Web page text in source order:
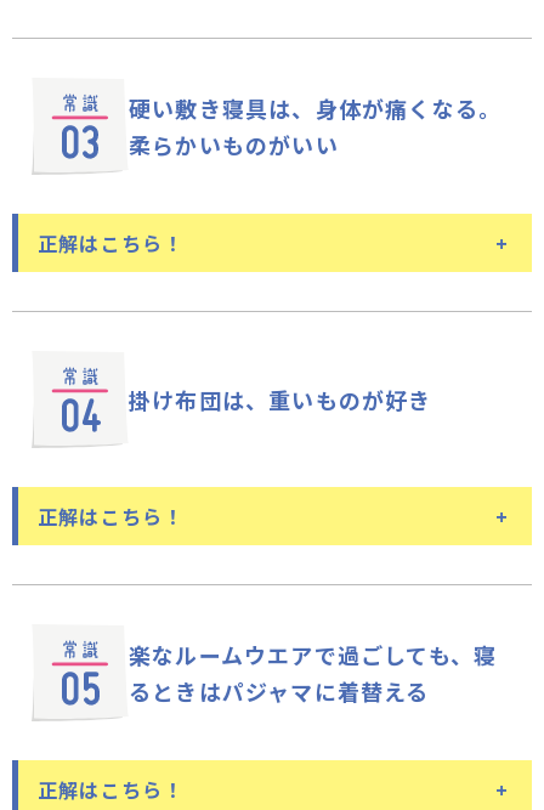
仰向けになると、首の後ろや後頭部に隙間ができ、身
げや、肩こり、首の痛みの原因になってしまうので
す。枕は、頭をのせるものではなく、首を支えるも
の。首の後ろや後頭部にできる隙間をぴったりと埋め
素材は好みでOK。重要なのは、高
羽根、羽毛、パイプ、わた、ウレタンなど、枕にはさ
じる素材を選ぶとよいでしょう。ただ、身体に合って
いることが、快眠の条件のひとつ。先ほどお伝えした
枕です。身体に合わせて、首を支えられる高さのもの
きには、肩の高さの分だけ隙間が大きくなりますか
ら、その高さにも対応できるものがよりよいと言えま
す。中央部分が低く、両サイドが高くなっている横向
硬い敷き寝具は、身体が痛くなる。
柔らかいものがいい
正解はこちら！
柔らかさは必要ですが、それだけで
立っているときの人間の背骨は、なだらかなS字型を
できるのが理想。そのために、敷き寝具は、柔らか過
ぎても硬過ぎてもよくありません。柔らか過ぎるとお
尻などで身体全体を支えることになり、負担がかかっ
晩に20～30回が適切）、睡眠の妨げにもつながりま
す。適度に身体が寝具に沈み、立っているときと同じ
ように背骨がS字カーブを描けるものがよい敷き寝具
き寝具を見直してみるとよいでしょう。
掛け布団は、重いものが好き
正解はこちら！
重いものも悪くはありませんが、寝
掛け布団は、基本的に重さを感じないものがよいとさ
同じ姿勢で寝ていると、血液が一部分に溜まりやすく
なり、血行が悪くなります。それを防ぐためにも寝返
楽なルームウエアで過ごしても、 寝
るときはパジャマに着替える
正解はこちら！